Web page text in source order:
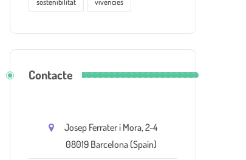
sostenibilitat vivències
Contacte
Josep Ferrater i Mora, 2-4
08019 Barcelona (Spain)